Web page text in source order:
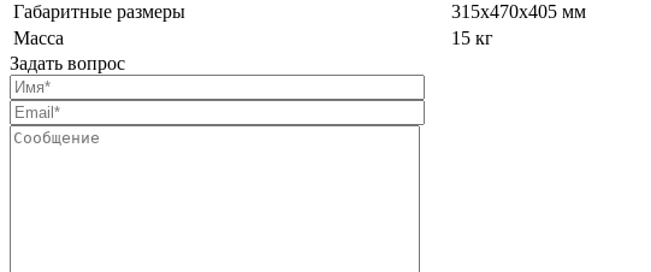
Габаритные размеры
315х470х405 мм
Масса
15 кг
Задать вопрос